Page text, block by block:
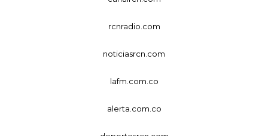
rcnradio.com
noticiasrcn.com
lafm.com.co
alerta.com.co